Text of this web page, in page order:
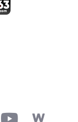
Dönemi
Karşılama